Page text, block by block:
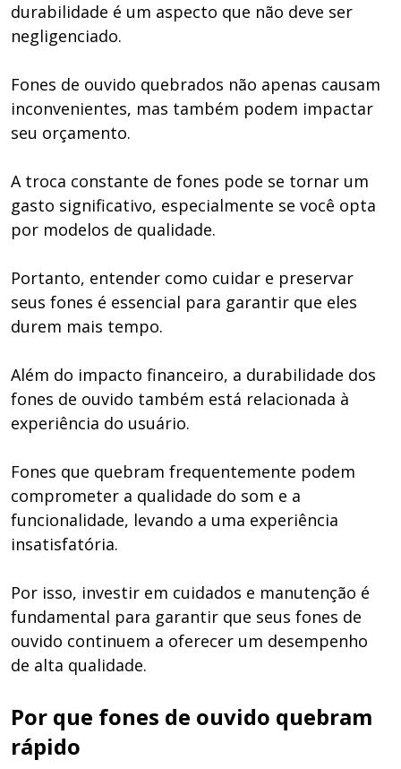
durabilidade é um aspecto que não deve ser
negligenciado.
Fones de ouvido quebrados não apenas causam
inconvenientes, mas também podem impactar
seu orçamento.
A troca constante de fones pode se tornar um
gasto significativo, especialmente se você opta
por modelos de qualidade.
Portanto, entender como cuidar e preservar
seus fones é essencial para garantir que eles
durem mais tempo.
Além do impacto financeiro, a durabilidade dos
fones de ouvido também está relacionada à
experiência do usuário.
Fones que quebram frequentemente podem
comprometer a qualidade do som e a
funcionalidade, levando a uma experiência
insatisfatória.
Por isso, investir em cuidados e manutenção é
fundamental para garantir que seus fones de
ouvido continuem a oferecer um desempenho
de alta qualidade.
Por que fones de ouvido quebram
rápido